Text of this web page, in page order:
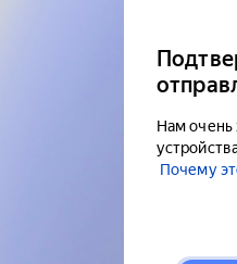
Нам очень
Почему